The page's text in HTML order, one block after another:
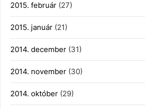
2015. február (27)
2015. január (21)
2014. december (31)
2014. november (30)
2014. október (29)